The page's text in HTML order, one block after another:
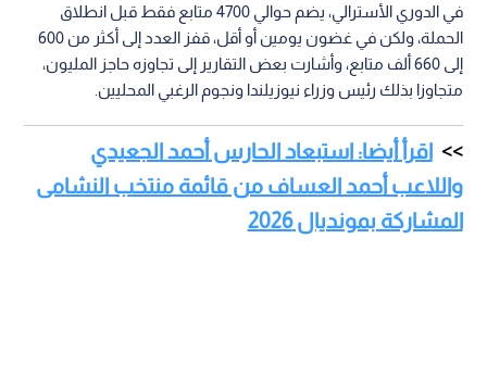
في الدوري الأسترالي، يضم حوالي 4700 متابع فقط قبل انطلاق
الحملة، ولكن في غضون يومين أو أقل، قفز العدد إلى أكثر من 600
إلى 660 ألف متابع، وأشارت بعض التقارير إلى تجاوزه حاجز المليون،
متجاوزا بذلك رئيس وزراء نيوزيلندا ونجوم الرغبي المحليين.
اقرأ أيضا: استبعاد الحارس أحمد الجعيدي
واللاعب أحمد العساف من قائمة منتخب النشامى
المشاركة بمونديال 2026